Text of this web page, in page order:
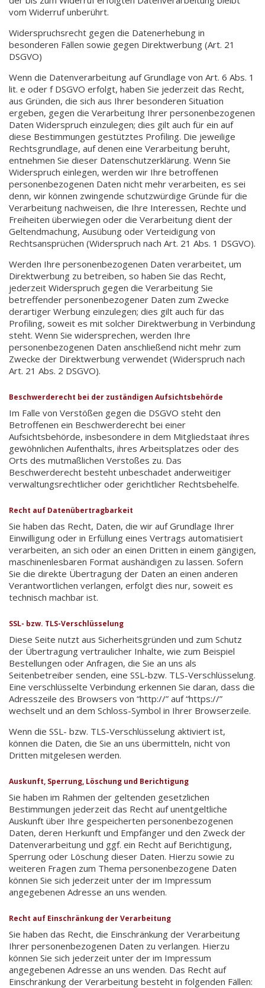
vom Widerruf unberührt.
Widerspruchsrecht gegen die Datenerhebung in
besonderen Fällen sowie gegen Direktwerbung (Art. 21
DSGVO)
Wenn die Datenverarbeitung auf Grundlage von Art. 6 Abs. 1
lit. e oder f DSGVO erfolgt, haben Sie jederzeit das Recht,
aus Gründen, die sich aus Ihrer besonderen Situation
ergeben, gegen die Verarbeitung Ihrer personenbezogenen
Daten Widerspruch einzulegen; dies gilt auch für ein auf
diese Bestimmungen gestütztes Profiling. Die jeweilige
Rechtsgrundlage, auf denen eine Verarbeitung beruht,
entnehmen Sie dieser Datenschutzerklärung. Wenn Sie
Widerspruch einlegen, werden wir Ihre betroffenen
personenbezogenen Daten nicht mehr verarbeiten, es sei
denn, wir können zwingende schutzwürdige Gründe für die
Verarbeitung nachweisen, die Ihre Interessen, Rechte und
Freiheiten überwiegen oder die Verarbeitung dient der
Geltendmachung, Ausübung oder Verteidigung von
Rechtsansprüchen (Widerspruch nach Art. 21 Abs. 1 DSGVO).
Werden Ihre personenbezogenen Daten verarbeitet, um
Direktwerbung zu betreiben, so haben Sie das Recht,
jederzeit Widerspruch gegen die Verarbeitung Sie
betreffender personenbezogener Daten zum Zwecke
derartiger Werbung einzulegen; dies gilt auch für das
Profiling, soweit es mit solcher Direktwerbung in Verbindung
steht. Wenn Sie widersprechen, werden Ihre
personenbezogenen Daten anschließend nicht mehr zum
Zwecke der Direktwerbung verwendet (Widerspruch nach
Art. 21 Abs. 2 DSGVO).
Beschwerderecht bei der zuständigen Aufsichtsbehörde
Im Falle von Verstößen gegen die DSGVO steht den
Betroffenen ein Beschwerderecht bei einer
Aufsichtsbehörde, insbesondere in dem Mitgliedstaat ihres
gewöhnlichen Aufenthalts, ihres Arbeitsplatzes oder des
Orts des mutmaßlichen Verstoßes zu. Das
Beschwerderecht besteht unbeschadet anderweitiger
verwaltungsrechtlicher oder gerichtlicher Rechtsbehelfe.
Recht auf Datenübertragbarkeit
Sie haben das Recht, Daten, die wir auf Grundlage Ihrer
Einwilligung oder in Erfüllung eines Vertrags automatisiert
verarbeiten, an sich oder an einen Dritten in einem gängigen,
maschinenlesbaren Format aushändigen zu lassen. Sofern
Sie die direkte Übertragung der Daten an einen anderen
Verantwortlichen verlangen, erfolgt dies nur, soweit es
technisch machbar ist.
SSL- bzw. TLS-Verschlüsselung
Diese Seite nutzt aus Sicherheitsgründen und zum Schutz
der Übertragung vertraulicher Inhalte, wie zum Beispiel
Bestellungen oder Anfragen, die Sie an uns als
Seitenbetreiber senden, eine SSL-bzw. TLS-Verschlüsselung.
Eine verschlüsselte Verbindung erkennen Sie daran, dass die
Adresszeile des Browsers von “http://” auf “https://”
wechselt und an dem Schloss-Symbol in Ihrer Browserzeile.
Wenn die SSL- bzw. TLS-Verschlüsselung aktiviert ist,
können die Daten, die Sie an uns übermitteln, nicht von
Dritten mitgelesen werden.
Auskunft, Sperrung, Löschung und Berichtigung
Sie haben im Rahmen der geltenden gesetzlichen
Bestimmungen jederzeit das Recht auf unentgeltliche
Auskunft über Ihre gespeicherten personenbezogenen
Daten, deren Herkunft und Empfänger und den Zweck der
Datenverarbeitung und ggf. ein Recht auf Berichtigung,
Sperrung oder Löschung dieser Daten. Hierzu sowie zu
weiteren Fragen zum Thema personenbezogene Daten
können Sie sich jederzeit unter der im Impressum
angegebenen Adresse an uns wenden.
Recht auf Einschränkung der Verarbeitung
Sie haben das Recht, die Einschränkung der Verarbeitung
Ihrer personenbezogenen Daten zu verlangen. Hierzu
können Sie sich jederzeit unter der im Impressum
angegebenen Adresse an uns wenden. Das Recht auf
Einschränkung der Verarbeitung besteht in folgenden Fällen: